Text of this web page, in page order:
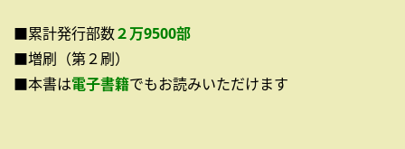
■累計発行部数２万9500部
■増刷（第２刷）
■本書は電子書籍でもお読みいただけます